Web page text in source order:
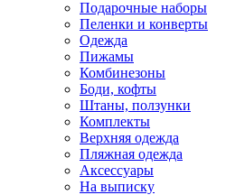
Подарочные наборы
Пеленки и конверты
Одежда
Пижамы
Комбинезоны
Боди, кофты
Штаны, ползунки
Комплекты
Верхняя одежда
Пляжная одежда
Аксессуары
На выписку